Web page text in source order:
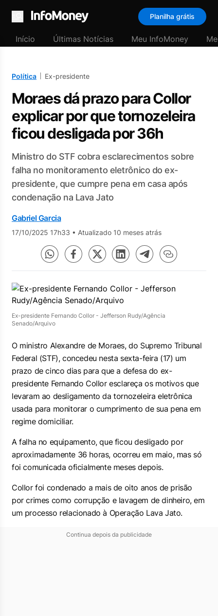
Menu
Planilha grátis
Início Últimas Notícias Meu InfoMoney
Política Ex-presidente
Moraes dá prazo para Collor
explicar por que tornozeleira
ficou desligada por 36h
Ministro do STF cobra esclarecimentos sobre
falha no monitoramento eletrônico do ex-
presidente, que cumpre pena em casa após
condenação na Lava Jato
Gabriel Garcia
17/10/2025 17h33 • Atualizado 10 meses atrás
Ex-presidente Fernando Collor - Jefferson Rudy/Agência
Senado/Arquivo
O ministro Alexandre de Moraes, do Supremo Tribunal
Federal (STF), concedeu nesta sexta-feira (17) um
prazo de cinco dias para que a defesa do ex-
presidente Fernando Collor esclareça os motivos que
levaram ao desligamento da tornozeleira eletrônica
usada para monitorar o cumprimento de sua pena em
regime domiciliar.
A falha no equipamento, que ficou desligado por
aproximadamente 36 horas, ocorreu em maio, mas só
foi comunicada oficialmente meses depois.
Collor foi condenado a mais de oito anos de prisão
por crimes como corrupção e lavagem de dinheiro, em
um processo relacionado à Operação Lava Jato.
Continua depois da publicidade